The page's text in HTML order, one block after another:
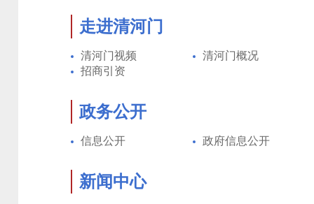
走进清河门
清河门视频
清河门概况
招商引资
政务公开
信息公开 政府信息公开
新闻中心